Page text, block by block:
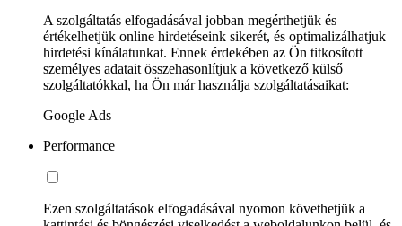
A szolgáltatás elfogadásával jobban megérthetjük és
értékelhetjük online hirdetéseink sikerét, és optimalizálhatjuk
hirdetési kínálatunkat. Ennek érdekében az Ön titkosított
személyes adatait összehasonlítjuk a következő külső
szolgáltatókkal, ha Ön már használja szolgáltatásaikat:
Google Ads
Performance
Ezen szolgáltatások elfogadásával nyomon követhetjük a